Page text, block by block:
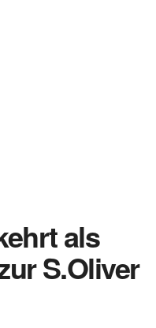
als
S.Oliver